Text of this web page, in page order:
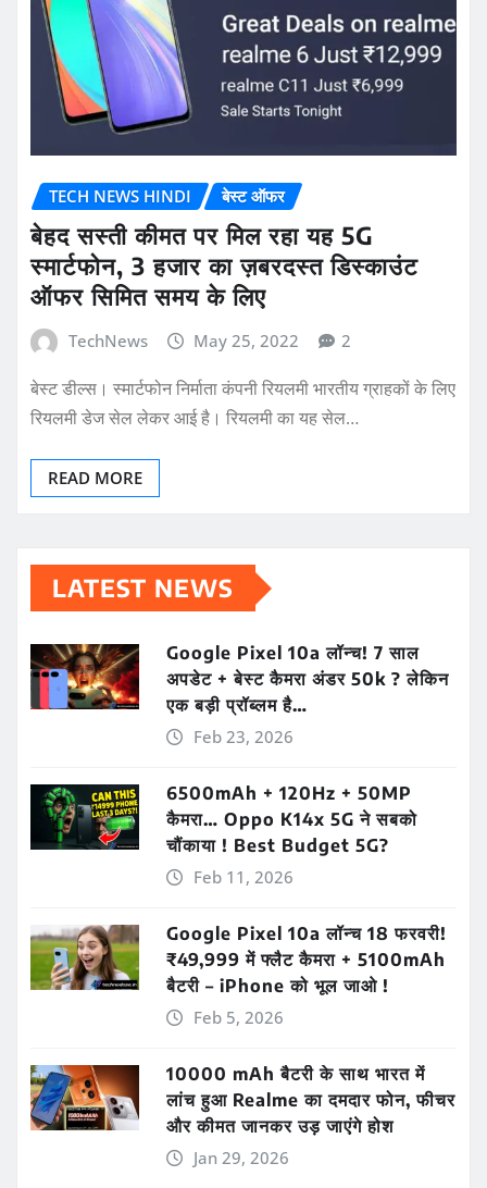
TECH NEWS HINDI बेस्ट ऑफर
बेहद सस्ती कीमत पर मिल रहा यह 5G
स्मार्टफोन, 3 हजार का ज़बरदस्त डिस्काउंट
ऑफर सिमित समय के लिए
TechNews May 25, 2022 2
बेस्ट डील्स। स्मार्टफोन निर्माता कंपनी रियलमी भारतीय ग्राहकों के लिए
रियलमी डेज सेल लेकर आई है। रियलमी का यह सेल…
READ MORE
LATEST NEWS
Google Pixel 10a लॉन्च! 7 साल
अपडेट + बेस्ट कैमरा अंडर 50k ? लेकिन
एक बड़ी प्रॉब्लम है…
Feb 23, 2026
6500mAh + 120Hz + 50MP
कैमरा… Oppo K14x 5G ने सबको
चौंकाया ! Best Budget 5G?
Feb 11, 2026
Google Pixel 10a लॉन्च 18 फरवरी!
₹49,999 में फ्लैट कैमरा + 5100mAh
बैटरी – iPhone को भूल जाओ !
Feb 5, 2026
10000 mAh बैटरी के साथ भारत में
लांच हुआ Realme का दमदार फोन, फीचर
और कीमत जानकर उड़ जाएंगे होश
Jan 29, 2026